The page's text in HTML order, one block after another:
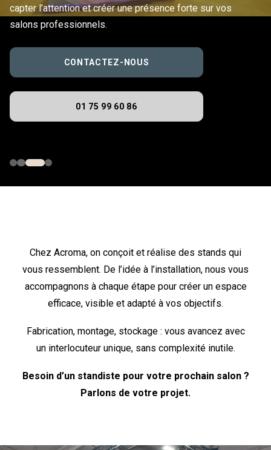
capter l’attention et créer une présence forte sur vos
salons professionnels.
CONTACTEZ-NOUS
01 75 99 60 86
Chez Acroma, on conçoit et réalise des stands qui
vous ressemblent. De l’idée à l’installation, nous vous
accompagnons à chaque étape pour créer un espace
efficace, visible et adapté à vos objectifs.
Fabrication, montage, stockage : vous avancez avec
un interlocuteur unique, sans complexité inutile.
Besoin d’un standiste pour votre prochain salon ?
Parlons de votre projet.